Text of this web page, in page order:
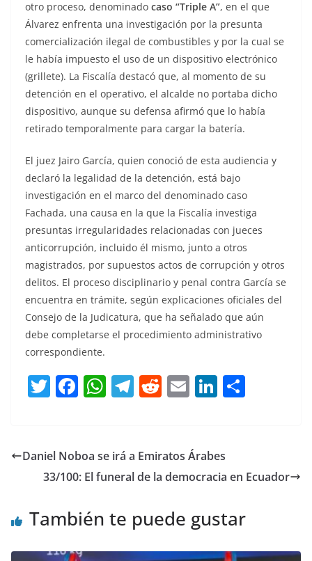
otro proceso, denominado caso “Triple A”, en el que
Álvarez enfrenta una investigación por la presunta
comercialización ilegal de combustibles y por la cual se
le había impuesto el uso de un dispositivo electrónico
(grillete). La Fiscalía destacó que, al momento de su
detención en el operativo, el alcalde no portaba dicho
dispositivo, aunque su defensa afirmó que lo había
retirado temporalmente para cargar la batería.
El juez Jairo García, quien conoció de esta audiencia y
declaró la legalidad de la detención, está bajo
investigación en el marco del denominado caso
Fachada, una causa en la que la Fiscalía investiga
presuntas irregularidades relacionadas con jueces
anticorrupción, incluido él mismo, junto a otros
magistrados, por supuestos actos de corrupción y otros
delitos. El proceso disciplinario y penal contra García se
encuentra en trámite, según explicaciones oficiales del
Consejo de la Judicatura, que ha señalado que aún
debe completarse el procedimiento administrativo
correspondiente.
T
w
er
F
a
e
b
o
W
h
s
A
p
T
el
gr
a
R
e
di
t
E
m
l
Li
n
e
dI ar
Daniel Noboa se irá a Emiratos Árabes
33/100: El funeral de la democracia en Ecuador
También te puede gustar